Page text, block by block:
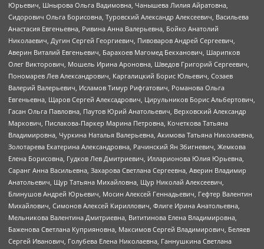
Юрьевич, Шнырова Ольга Вадимовна, Чанышева Лилия Айратовна,
Сидорович Ольга Борисовна, Туровский Александр Алексеевич, Васильева
Анастасия Евгеньевна, Ривина Анна Валерьевна, Бойко Анатолий
Николаевич, Дугин Сергей Георгиевич, Пивоваров Андрей Сергеевич,
Аверин Виталий Евгеньевич, Барахоев Магомед Бекханович, Шарипков
Олег Викторович, Мошель Ирина Ароновна, Шведов Григорий Сергеевич,
Пономарев Лев Александрович, Каргалицкий Борис Юльевич, Созаев
Валерий Валерьевич, Исламов Тимур Рифгатович, Романова Ольга
Евгеньевна, Щаров Сергей Алексадрович, Цирульников Борис Альбертович,
Гасан Ольга Павловна, Паутов Юрий Анатольевич, Верховский Александр
Маркович, Пислакова-Паркер Марина Петровна, Кочеткова Татьяна
Владимировна, Чуркина Наталья Валерьевна, Акимова Татьяна Николаевна,
Золотарева Екатерина Александровна, Рачинский Ян Збигневич, Жемкова
Елена Борисовна, Гудков Лев Дмитриевич, Илларионова Юлия Юрьевна,
Саранг Анна Васильевна, Захарова Светлана Сергеевна, Аверин Владимир
Анатольевич, Щур Татьяна Михайловна, Щур Николай Алексеевич,
Блинушов Андрей Юрьевич, Мосин Алексей Геннадьевич, Гефтер Валентин
Михайлович, Симонов Алексей Кириллович, Флиге Ирина Анатольевна,
Мельникова Валентина Дмитриевна, Вититинова Елена Владимировна,
Баженова Светлана Куприяновна, Максимов Сергей Владимирович, Беляев
Сергей Иванович, Голубева Елена Николаевна, Ганнушкина Светлана